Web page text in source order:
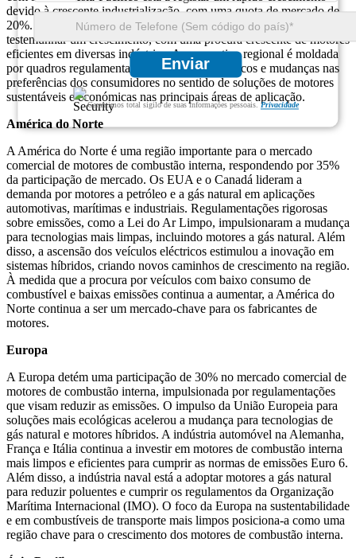
Enviar
Garantimos total sigilo de suas informações pessoais. Privacidade
devido à crescente industrialização, com uma quota de mercado de
20%. A região do Médio Oriente e África também está a
testemunhar um crescimento, com uma procura crescente de motores
eficientes em diversas indústrias. A perspectiva regional é moldada
por quadros regulamentares, avanços tecnológicos e mudanças nas
preferências dos consumidores no sentido de soluções de motores
sustentáveis ​​e económicas nas principais áreas de aplicação.
América do Norte
A América do Norte é uma região importante para o mercado
comercial de motores de combustão interna, respondendo por 35%
da participação de mercado. Os EUA e o Canadá lideram a
demanda por motores a petróleo e a gás natural em aplicações
automotivas, marítimas e industriais. Regulamentações rigorosas
sobre emissões, como a Lei do Ar Limpo, impulsionaram a mudança
para tecnologias mais limpas, incluindo motores a gás natural. Além
disso, a ascensão dos veículos eléctricos estimulou a inovação em
sistemas híbridos, criando novos caminhos de crescimento na região.
À medida que a procura por veículos com baixo consumo de
combustível e baixas emissões continua a aumentar, a América do
Norte continua a ser um mercado-chave para os fabricantes de
motores.
Europa
A Europa detém uma participação de 30% no mercado comercial de
motores de combustão interna, impulsionada por regulamentações
que visam reduzir as emissões. O impulso da União Europeia para
soluções mais ecológicas acelerou a mudança para tecnologias de
gás natural e motores híbridos. A indústria automóvel na Alemanha,
França e Itália continua a investir em motores de combustão interna
mais limpos e eficientes para cumprir as normas de emissões Euro 6.
Além disso, a indústria naval está a adoptar motores a gás natural
para reduzir poluentes e cumprir os regulamentos da Organização
Marítima Internacional (IMO). O foco da Europa na sustentabilidade
e em combustíveis de transporte mais limpos posiciona-a como uma
região chave para o crescimento dos motores de combustão interna.